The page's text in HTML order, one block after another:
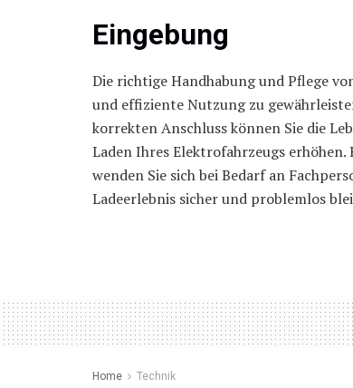
Eingebung
Die richtige Handhabung und Pflege
und effiziente Nutzung zu
korrekten Anschluss können Sie die
Laden Ihres Elektrofahrzeugs
wenden Sie sich bei Bedarf an
Ladeerlebnis sicher und problemlos
Home Technik